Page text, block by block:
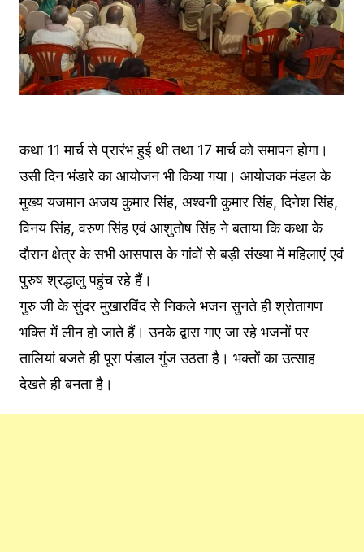
कथा 11 मार्च से प्रारंभ हुई थी तथा 17 मार्च को समापन होगा।
उसी दिन भंडारे का आयोजन भी किया गया। आयोजक मंडल के
मुख्य यजमान अजय कुमार सिंह, अश्वनी कुमार सिंह, दिनेश सिंह,
विनय सिंह, वरुण सिंह एवं आशुतोष सिंह ने बताया कि कथा के
दौरान क्षेत्र के सभी आसपास के गांवों से बड़ी संख्या में महिलाएं एवं
पुरुष श्रद्धालु पहुंच रहे हैं।
गुरु जी के सुंदर मुखारविंद से निकले भजन सुनते ही श्रोतागण
भक्ति में लीन हो जाते हैं। उनके द्वारा गाए जा रहे भजनों पर
तालियां बजते ही पूरा पंडाल गुंज उठता है। भक्तों का उत्साह
देखते ही बनता है।